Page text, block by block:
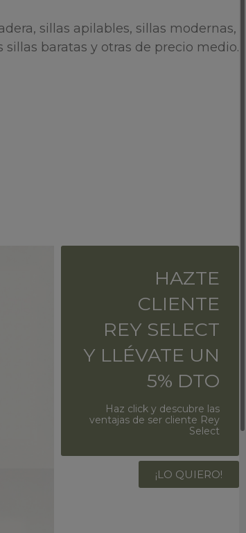
sillas apilables, sillas modernas,
baratas y otras de precio medio.
HAZTE
CLIENTE
REY SELECT
Y LLÉVATE UN
5% DTO
Haz click y descubre las
ventajas de ser cliente Rey
Select
¡LO QUIERO!